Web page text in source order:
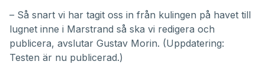
– Så snart vi har tagit oss in från kulingen på havet till
lugnet inne i Marstrand så ska vi redigera och
publicera, avslutar Gustav Morin. (Uppdatering:
Testen är nu publicerad.)